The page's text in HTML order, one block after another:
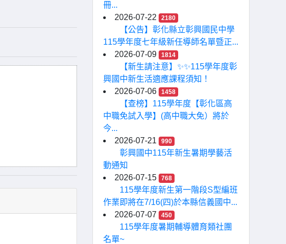
冊...
2026-07-22
2180
【公告】彰化縣立彰興國民中學
115學年度七年級新任導師名單暨正...
2026-07-09
1814
【新生請注意】✨✨115學年度彰
興國中新生活適應課程須知！
2026-07-06
1458
【查榜】115學年度【彰化區高
中職免試入學】(高中職大免）將於
今...
2026-07-21
990
彰興國中115年新生暑期學藝活
動通知
2026-07-15
768
115學年度新生第一階段S型編班
作業即將在7/16(四)於本縣信義國中...
2026-07-07
450
115學年度暑期輔導體育類社團
名單~